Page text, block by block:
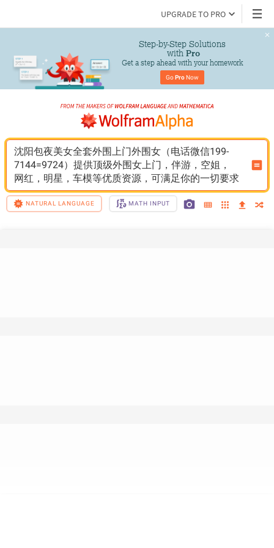
UPGRADE TO PRO
Step-by-Step Solutions
with Pro
Get a step ahead with your homework
Go Pro Now
沈阳包夜美女全套外围上门外围女（电话微信199-
7144=9724）提供顶级外围女上门，伴游，空姐，
网红，明星，车模等优质资源，可满足你的一切要求
NATURAL LANGUAGE MATH INPUT